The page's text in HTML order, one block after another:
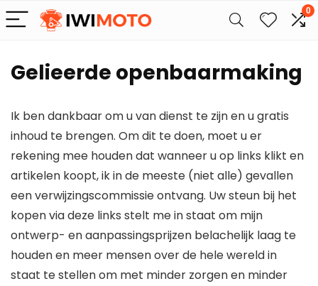
0
Gelieerde openbaarmaking
Ik ben dankbaar om u van dienst te zijn en u gratis
inhoud te brengen. Om dit te doen, moet u er
rekening mee houden dat wanneer u op links klikt en
artikelen koopt, ik in de meeste (niet alle) gevallen
een verwijzingscommissie ontvang. Uw steun bij het
kopen via deze links stelt me in staat om mijn
ontwerp- en aanpassingsprijzen belachelijk laag te
houden en meer mensen over de hele wereld in
staat te stellen om met minder zorgen en minder